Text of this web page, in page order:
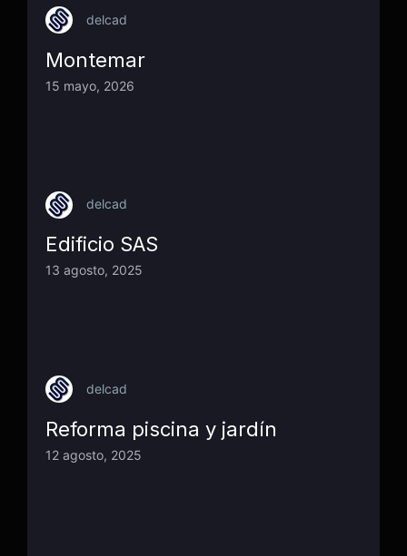
delcad
Montemar
15 mayo, 2026
delcad
Edificio SAS
13 agosto, 2025
delcad
Reforma piscina y jardín
12 agosto, 2025